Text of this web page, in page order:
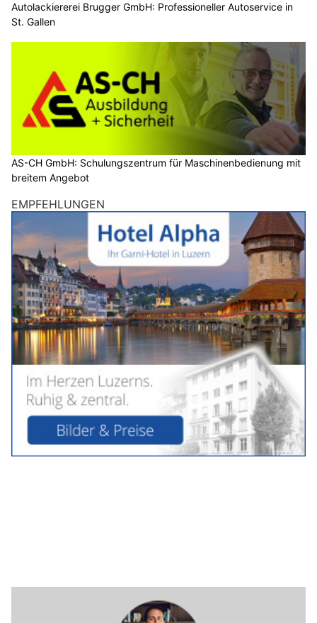
Autolackiererei Brugger GmbH: Professioneller Autoservice in
St. Gallen
AS-CH GmbH: Schulungszentrum für Maschinenbedienung mit
breitem Angebot
EMPFEHLUNGEN